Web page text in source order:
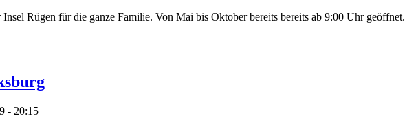
Insel Rügen für die ganze Familie. Von Mai bis Oktober bereits bereits ab 9:00 Uhr geöffnet.
- 20:15